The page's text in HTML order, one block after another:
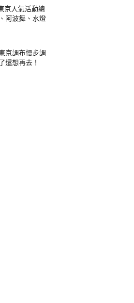
京人氣活動總
阿波舞、水燈
京調布慢步調
還想再去！